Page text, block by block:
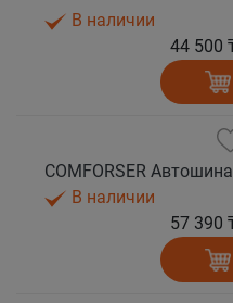
В наличии
44 500
В наличии
57 390